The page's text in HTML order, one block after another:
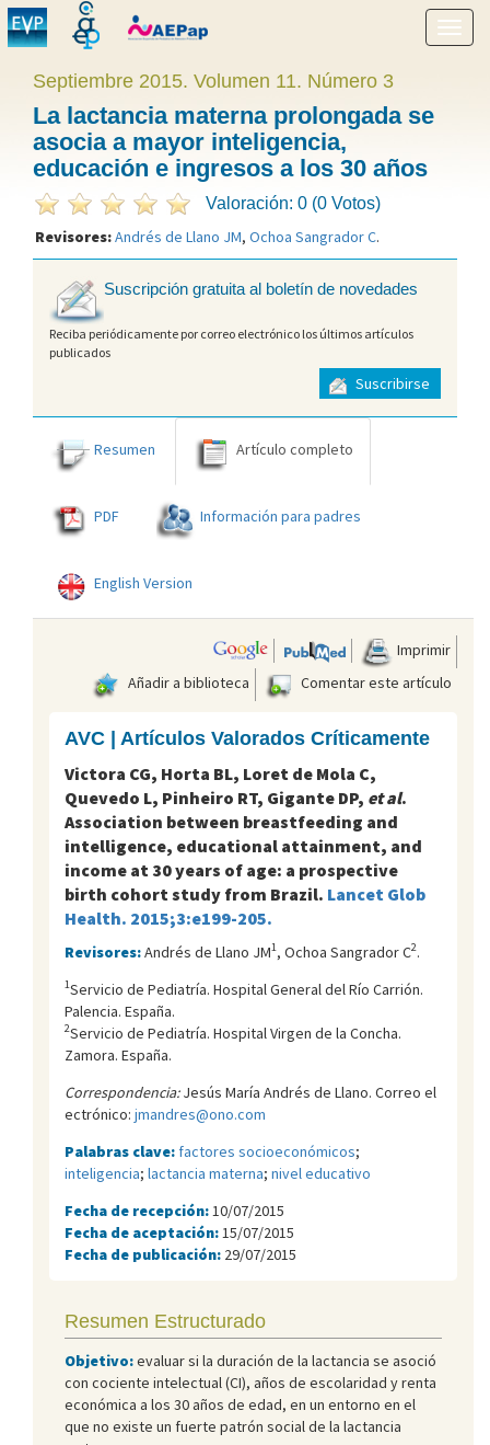
menú
Septiembre 2015. Volumen 11. Número 3
La lactancia materna prolongada se
asocia a mayor inteligencia,
educación e ingresos a los 30 años
Valoración: 0 (0 Votos)
Revisores:Andrés de Llano JM, Ochoa Sangrador C.
Suscripción gratuita al boletín de novedades
Reciba periódicamente por correo electrónico los últimos artículos
publicados
Suscribirse
Resumen Artículo completo
PDF Información para padres
English Version
Imprimir
Añadir a biblioteca
Comentar este artículo
AVC | Artículos Valorados Críticamente
Victora CG, Horta BL, Loret de Mola C,
Quevedo L, Pinheiro RT, Gigante DP, et al.
Association between breastfeeding and
intelligence, educational attainment, and
income at 30 years of age: a prospective
birth cohort study from Brazil. Lancet Glob
Health. 2015;3:e199-205.
Revisores:Andrés de Llano JM1, Ochoa Sangrador C2.
1Servicio de Pediatría. Hospital General del Río Carrión.
Palencia. España.
2Servicio de Pediatría. Hospital Virgen de la Concha.
Zamora. España.
Correspondencia:Jesús María Andrés de Llano. Correo el
ectrónico: jmandres@ono.com
Palabras clave: factores socioeconómicos;
inteligencia; lactancia materna; nivel educativo
Fecha de recepción: 10/07/2015
Fecha de aceptación: 15/07/2015
Fecha de publicación: 29/07/2015
Resumen Estructurado
Objetivo:evaluar si la duración de la lactancia se asoció
con cociente intelectual (CI), años de escolaridad y renta
económica a los 30 años de edad, en un entorno en el
que no existe un fuerte patrón social de la lactancia